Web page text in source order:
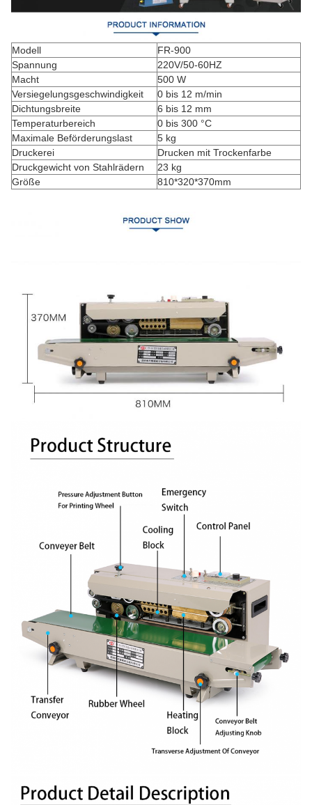
Modell
FR-900
Spannung
220V/50-60HZ
Macht
500 W
Versiegelungsgeschwindigkeit
0 bis 12 m/min
Dichtungsbreite
6 bis 12 mm
Temperaturbereich
0 bis 300 °C
Maximale Beförderungslast
5 kg
Druckerei
Drucken mit Trockenfarbe
Druckgewicht von Stahlrädern
23 kg
Größe
810*320*370mm